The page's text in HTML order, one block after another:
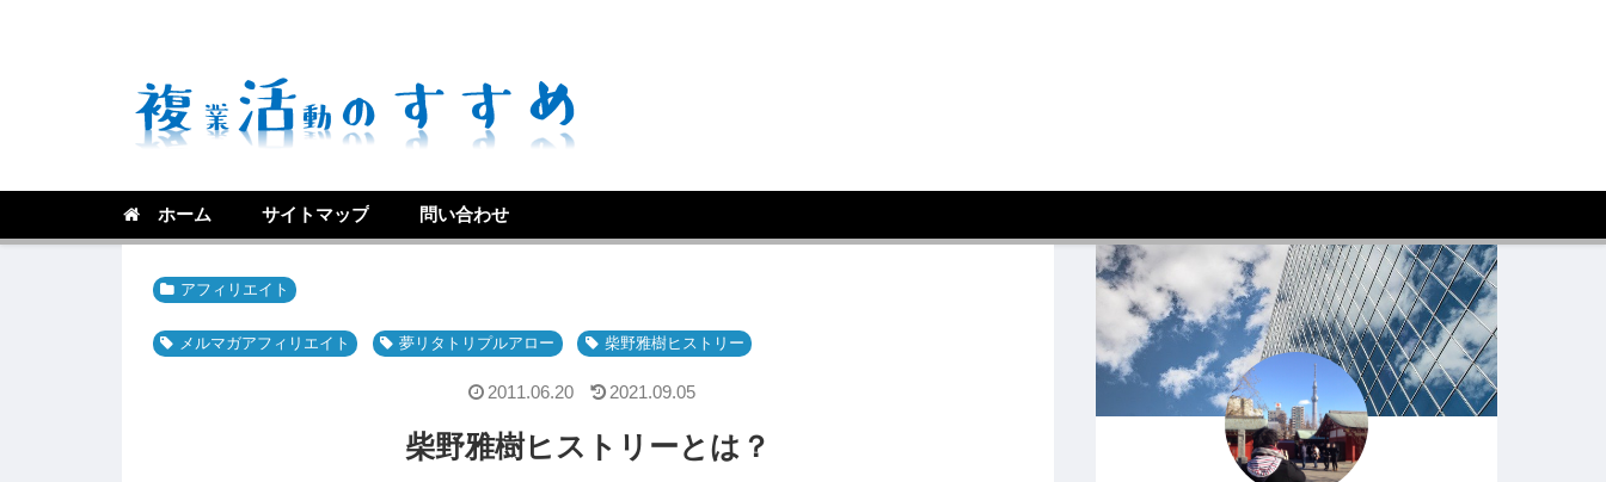
ホーム サイトマップ 問い合わせ
アフィリエイト
メルマガアフィリエイト 夢リタトリプルアロー 柴野雅樹ヒストリー
柴野雅樹ヒストリーとは？
2011.06.20 2021.09.05